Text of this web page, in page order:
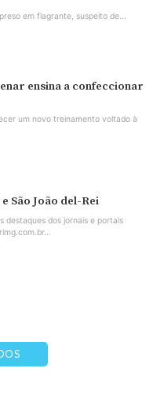
em flagrante, suspeito de...
ensina a confeccionar
um novo treinamento voltado à
São João del-Rei
destaques dos jornais e portais